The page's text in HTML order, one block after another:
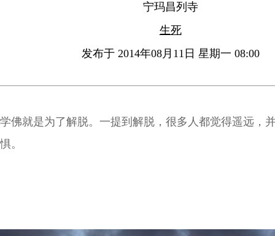
宁玛昌列寺
生死
发布于 2014年08月11日 星期一 08:00
学佛就是为了解脱。一提到解脱，很多人都觉得遥远，
惧。